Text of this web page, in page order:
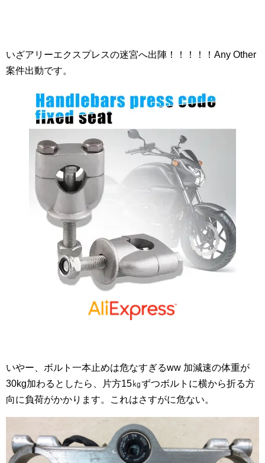
いざアリーエクスプレスの迷宮へ出陣！！！！！Any Other
案件出動です。
いやー、ボルト一本止めは危なすぎるww 加減速の体重が
30kg加わるとしたら、片方15㎏ずつボルトに横から折る方
向に負荷がかかります。これはさすがに危ない。